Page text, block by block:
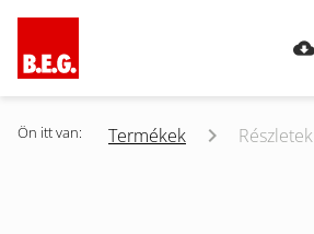
Ön itt van: Termékek Részletek